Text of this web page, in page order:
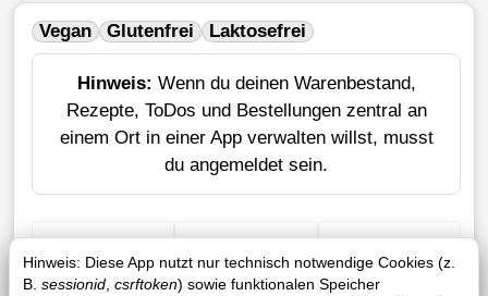
Hinweis: Diese App nutzt nur technisch notwendige Cookies (z.
B. sessionid csrftoken) sowie funktionalen Speicher
Vegan Glutenfrei Laktosefrei
Hinweis: Wenn du deinen Warenbestand,
Rezepte, ToDos und Bestellungen zentral an
einem Ort in einer App verwalten willst, musst
du angemeldet sein.
+ Einkauf Verlustrechner Sticker erstellen